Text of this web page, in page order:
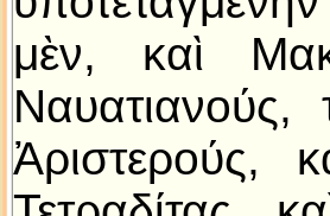
μὲν, καὶ
Ναυατιανούς,
Ἀριστερούς,